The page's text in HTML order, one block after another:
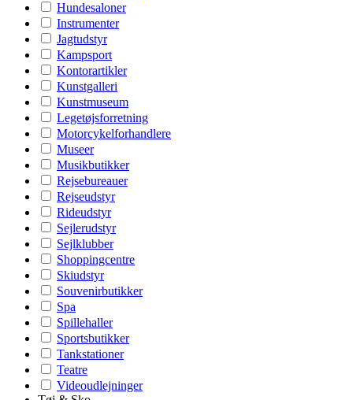
Hundesaloner
Instrumenter
Jagtudstyr
Kampsport
Kontorartikler
Kunstgalleri
Kunstmuseum
Legetøjsforretning
Motorcykelforhandlere
Museer
Musikbutikker
Rejsebureauer
Rejseudstyr
Rideudstyr
Sejlerudstyr
Sejlklubber
Shoppingcentre
Skiudstyr
Souvenirbutikker
Spa
Spillehaller
Sportsbutikker
Tankstationer
Teatre
Videoudlejninger